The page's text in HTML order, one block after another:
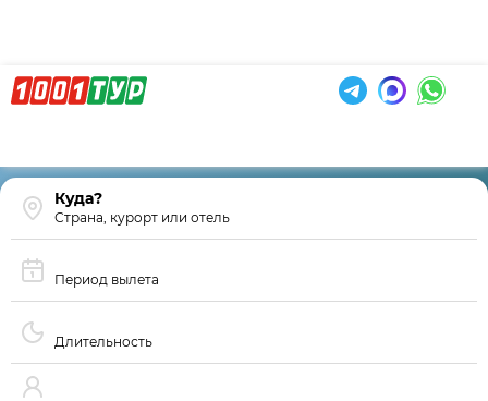
Страна, курорт или отель
Период вылета
Длительность